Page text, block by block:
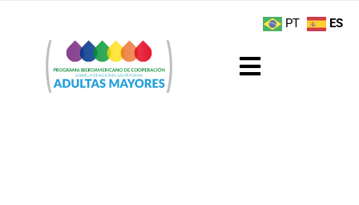
contenido
Toggle
PT ES